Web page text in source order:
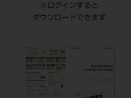
※ログインすると
ダウンロードできます